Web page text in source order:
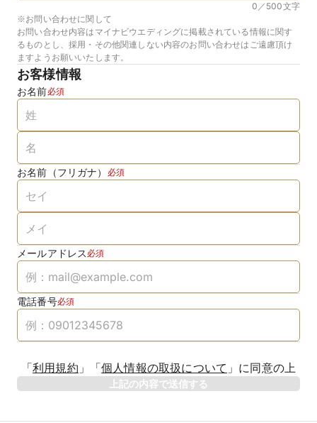
0／500文字
※お問い合わせに関して
お問い合わせ内容はマイナビウエディングに掲載されている情報に関す
るものとし、採用・その他関連しない内容のお問い合わせはご遠慮頂け
ますようお願いいたします。
お客様情報
お名前必須
お名前（フリガナ） 必須
メールアドレス 必須
電話番号必須
「利用規約 」 「個人情報の取扱について 」 に同意の上
上記の内容で送信する